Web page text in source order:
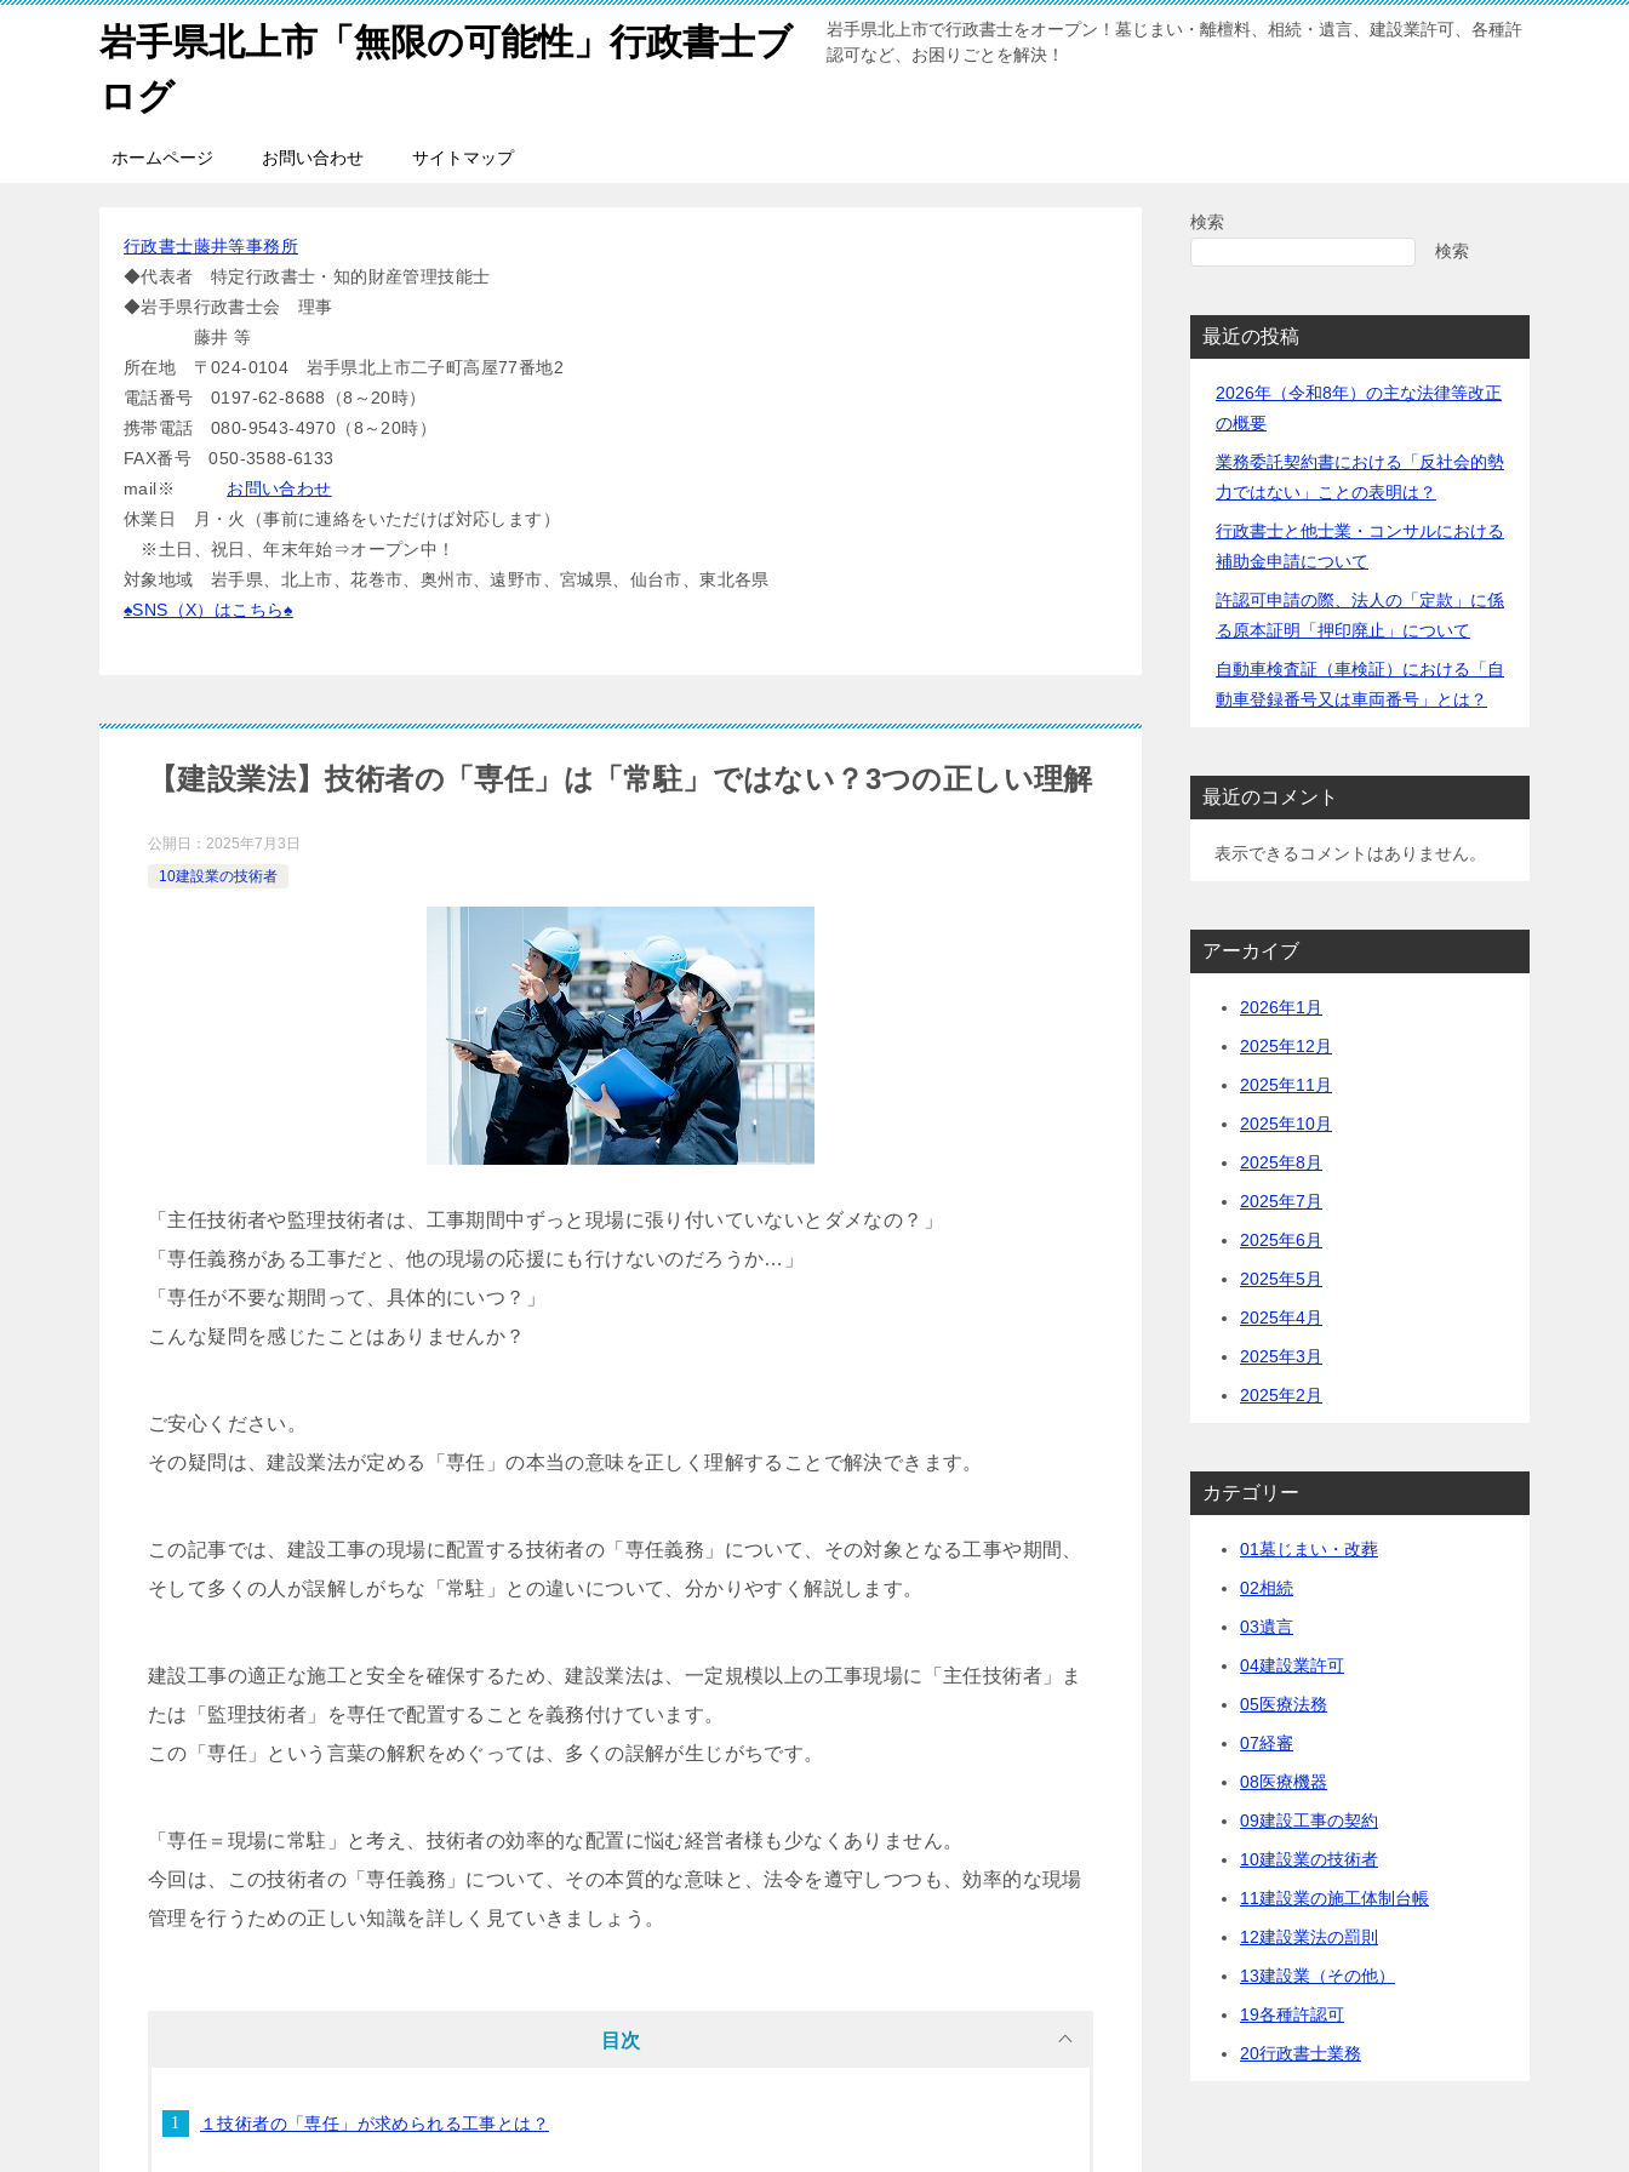
岩手県北上市「無限の可能性」行政書士ブ
ログ
岩手県北上市で行政書士をオープン！墓じまい・離檀料、相続・遺言、建設業許可、各種許
認可など、お困りごとを解決！
ホームページ お問い合わせ サイトマップ
行政書士藤井等事務所
◆代表者 特定行政書士・知的財産管理技能士
◆岩手県行政書士会 理事
藤井 等
所在地 〒024-0104 岩手県北上市二子町高屋77番地2
電話番号 0197-62-8688（8～20時）
携帯電話 080-9543-4970（8～20時）
FAX番号 050-3588-6133
mail※ お問い合わせ
休業日 月・火（事前に連絡をいただけば対応します）
※土日、祝日、年末年始⇒オープン中！
対象地域 岩手県、北上市、花巻市、奥州市、遠野市、宮城県、仙台市、東北各県
♠SNS（X）はこちら♠
【建設業法】技術者の「専任」は「常駐」ではない？3つの正しい理解
公開日： 2025年7月3日
10建設業の技術者
「主任技術者や監理技術者は、工事期間中ずっと現場に張り付いていないとダメなの？」
「専任義務がある工事だと、他の現場の応援にも行けないのだろうか…」
「専任が不要な期間って、具体的にいつ？」
こんな疑問を感じたことはありませんか？
ご安心ください。
その疑問は、建設業法が定める「専任」の本当の意味を正しく理解することで解決できます。
この記事では、建設工事の現場に配置する技術者の「専任義務」について、その対象となる工事や期間、
そして多くの人が誤解しがちな「常駐」との違いについて、分かりやすく解説します。
建設工事の適正な施工と安全を確保するため、建設業法は、一定規模以上の工事現場に「主任技術者」ま
たは「監理技術者」を専任で配置することを義務付けています。
この「専任」という言葉の解釈をめぐっては、多くの誤解が生じがちです。
「専任＝現場に常駐」と考え、技術者の効率的な配置に悩む経営者様も少なくありません。
今回は、この技術者の「専任義務」について、その本質的な意味と、法令を遵守しつつも、効率的な現場
管理を行うための正しい知識を詳しく見ていきましょう。
目次
１技術者の「専任」が求められる工事とは？
検索
検索
最近の投稿
2026年（令和8年）の主な法律等改正
の概要
業務委託契約書における「反社会的勢
力ではない」ことの表明は？
行政書士と他士業・コンサルにおける
補助金申請について
許認可申請の際、法人の「定款」に係
る原本証明「押印廃止」について
自動車検査証（車検証）における「自
動車登録番号又は車両番号」とは？
最近のコメント
表示できるコメントはありません。
アーカイブ
2026年1月
2025年12月
2025年11月
2025年10月
2025年8月
2025年7月
2025年6月
2025年5月
2025年4月
2025年3月
2025年2月
カテゴリー
01墓じまい・改葬
02相続
03遺言
04建設業許可
05医療法務
07経審
08医療機器
09建設工事の契約
10建設業の技術者
11建設業の施工体制台帳
12建設業法の罰則
13建設業（その他）
19各種許認可
20行政書士業務